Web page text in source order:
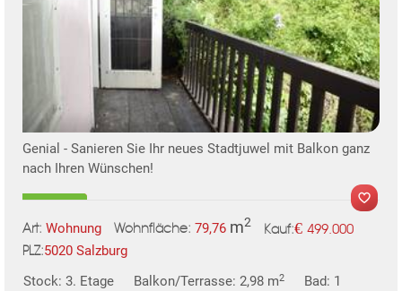
Genial - Sanieren Sie Ihr neues Stadtjuwel mit Balkon ganz
nach Ihren Wünschen!
Art: Wohnung Wohnfläche: 79,76 m2 Kauf:€ 499.000
PLZ:5020 Salzburg
Stock: 3. Etage
Balkon/Terrasse: 2,98 m2
Bad: 1